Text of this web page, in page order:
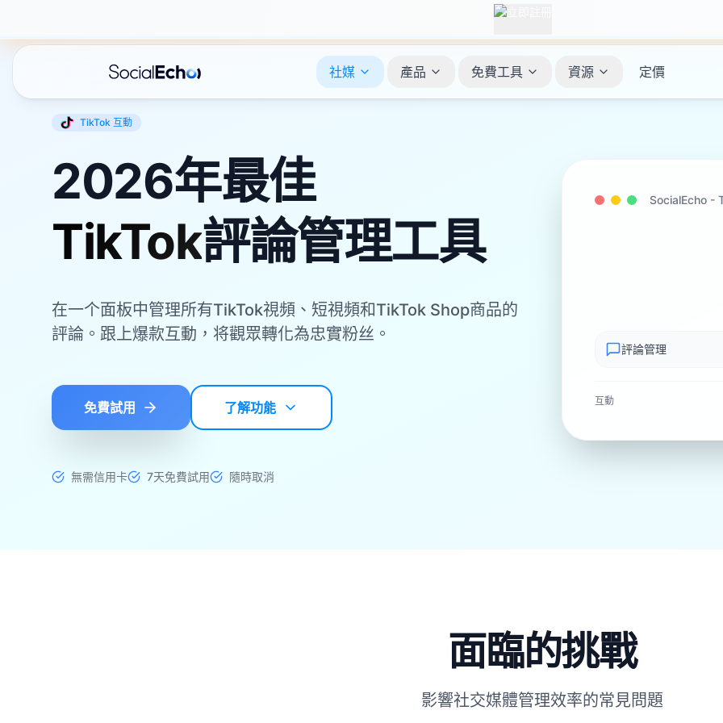
社媒 產品 免費工具 資源 定價
TikTok 互動
2026年最佳
TikTok評論管理工具
在一个面板中管理所有TikTok視頻、短視頻和TikTok Shop商品的
評論。跟上爆款互動，将觀眾轉化為忠實粉丝。
免費試用 了解功能
無需信用卡 7天免費試用 隨時取消
SocialEcho -
評論管理
互動
面臨的挑戰
影響社交媒體管理效率的常見問題